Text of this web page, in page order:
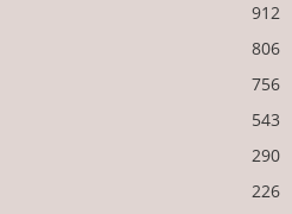
912
806
756
543
290
226